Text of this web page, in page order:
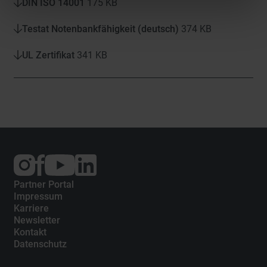
DIN ISO 14001 175 KB
Testat Notenbankfähigkeit (deutsch) 374 KB
UL Zertifikat 341 KB
Externer
Link:
Instagram
Externer
Link:
Facebook
Externer
Link:
Partner Portal
Impressum
Karriere
Newsletter
Kontakt
Datenschutz